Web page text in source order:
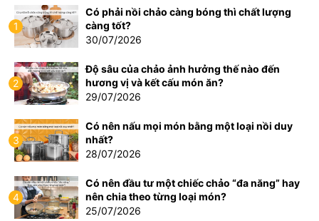
1
Có phải nồi chảo càng bóng thì chất lượng
càng tốt?
30/07/2026
2
Độ sâu của chảo ảnh hưởng thế nào đến
hương vị và kết cấu món ăn?
29/07/2026
3
Có nên nấu mọi món bằng một loại nồi duy
nhất?
28/07/2026
4
Có nên đầu tư một chiếc chảo “đa năng” hay
nên chia theo từng loại món?
25/07/2026